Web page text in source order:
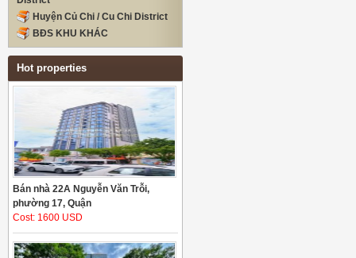
Huyện Củ Chi / Cu Chi District
BĐS KHU KHÁC
Hot properties
Bán nhà 22A Nguyễn Văn Trỗi,
phường 17, Quận
Cost: 1600 USD